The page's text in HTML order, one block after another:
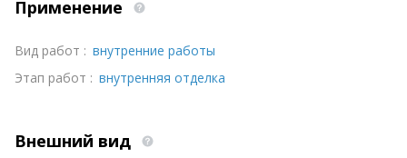
Применение
Вид работ : внутренние работы
Этап работ : внутренняя отделка
Внешний вид